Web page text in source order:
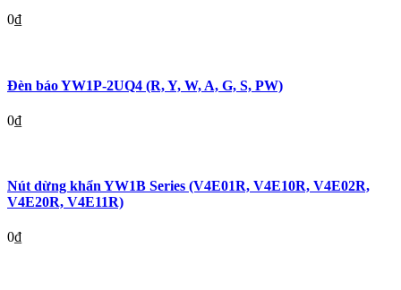
0₫
Đèn báo YW1P-2UQ4 (R, Y, W, A, G, S, PW)
0₫
Nút dừng khẩn YW1B Series (V4E01R, V4E10R, V4E02R,
V4E20R, V4E11R)
0₫